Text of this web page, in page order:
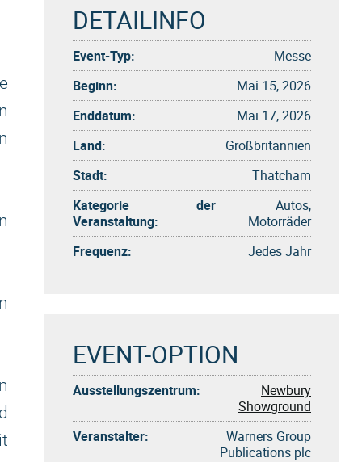
DETAILINFO
Event-Typ:
Messe
Beginn:
Mai 15, 2026
Enddatum:
Mai 17, 2026
Land:
Großbritannien
Stadt:
Thatcham
Kategorie der
Veranstaltung:
Autos,
Motorräder
Frequenz:
Jedes Jahr
EVENT-OPTION
Ausstellungszentrum:
Newbury
Showground
Veranstalter:
Warners Group
Publications plc